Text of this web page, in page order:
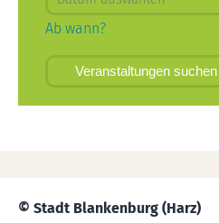
Ab wann?
Veranstaltungen suchen
© Stadt Blankenburg (Harz)